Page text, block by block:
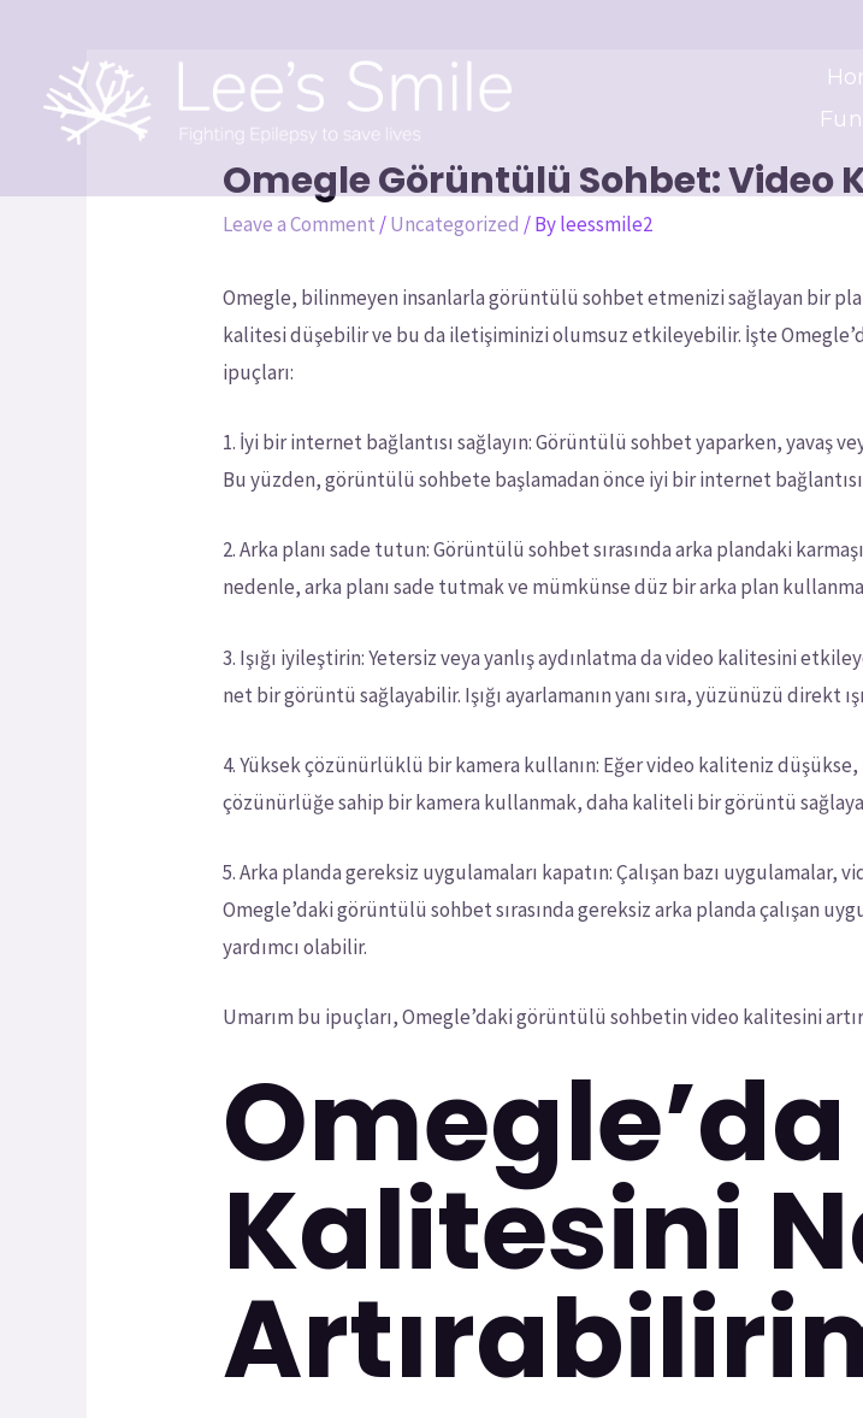
Omegle Görüntülü Sohbet: Video
Leave a Comment /Uncategorized / Byleessmile2
Omegle, bilinmeyen insanlarla görüntülü sohbet etmenizi sağlayan bir
kalitesi düşebilir ve bu da iletişiminizi olumsuz etkileyebilir. İşte
ipuçları:
1. İyi bir internet bağlantısı sağlayın: Görüntülü sohbet yaparken, yavaş
Bu yüzden, görüntülü sohbete başlamadan önce iyi bir internet
2. Arka planı sade tutun: Görüntülü sohbet sırasında arka plandaki
nedenle, arka planı sade tutmak ve mümkünse düz bir arka plan
3. Işığı iyileştirin: Yetersiz veya yanlış aydınlatma da video kalitesini
net bir görüntü sağlayabilir. Işığı ayarlamanın yanı sıra, yüzünüzü direkt
4. Yüksek çözünürlüklü bir kamera kullanın: Eğer video kaliteniz
çözünürlüğe sahip bir kamera kullanmak, daha kaliteli bir görüntü
5. Arka planda gereksiz uygulamaları kapatın: Çalışan bazı
Omegle’daki görüntülü sohbet sırasında gereksiz arka planda çalışan
yardımcı olabilir.
Umarım bu ipuçları, Omegle’daki görüntülü sohbetin video kalitesini
Kalitesini